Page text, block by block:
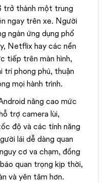
trở thành một trung
ngay trên xe. Người
ngàn ứng dụng phổ
Netflix hay các nền
tiếp trên màn hình,
trí phong phú, thuận
mọi hành trình.
nâng cao mức
trợ camera lùi,
độ và các tính năng
lái dễ dàng quan
cơ va chạm, đồng
quan trọng kịp thời,
và yên tâm hơn.